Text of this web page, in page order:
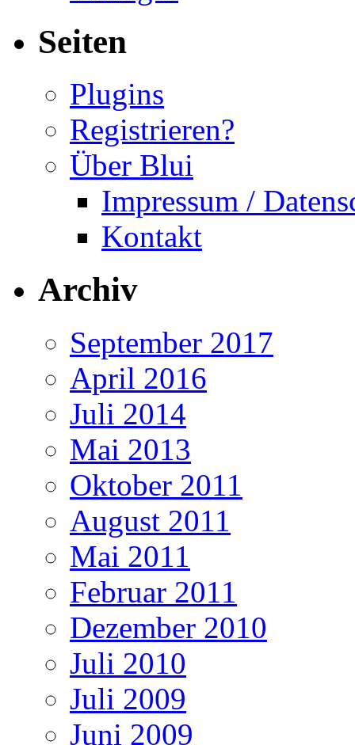
Seiten
Plugins
Registrieren?
Über Blui
Impressum /
Kontakt
Archiv
September 2017
April 2016
Juli 2014
Mai 2013
Oktober 2011
August 2011
Mai 2011
Februar 2011
Dezember 2010
Juli 2010
Juli 2009
Juni 2009